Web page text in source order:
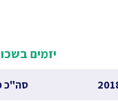
יזמים
סה"כ